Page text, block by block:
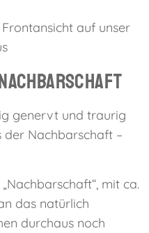
genervt und traurig
der Nachbarschaft –
mit ca.
das natürlich
durchaus noch